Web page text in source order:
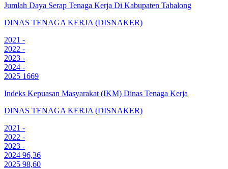
Jumlah Daya Serap Tenaga Kerja Di Kabupaten Tabalong
DINAS TENAGA KERJA (DISNAKER)
2021 -
2022 -
2023 -
2024 -
2025 1669
Indeks Kepuasan Masyarakat (IKM) Dinas Tenaga Kerja
DINAS TENAGA KERJA (DISNAKER)
2021 -
2022 -
2023 -
2024 96,36
2025 98,60